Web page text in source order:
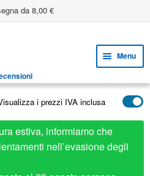
da 8,00 €
Menu
il
menu
child
child
i prezzi IVA inclusa
estiva, informiamo che
nell’evasione degli